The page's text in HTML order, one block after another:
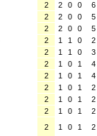
2 2 0 0 6
2 2 0 0 5
2 2 0 0 5
2 1 1 0 2
2 1 1 0 3
2 1 0 1 4
2 1 0 1 4
2 1 0 1 2
2 1 0 1 2
2 1 0 1 2
2 1 0 1 2